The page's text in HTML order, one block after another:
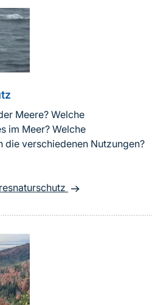
Meere? Welche
im Meer? Welche
die verschiedenen Nutzungen?